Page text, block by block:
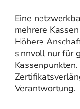
Eine
mehrere
Höhere
sinnvoll nur für
Verantwortung.